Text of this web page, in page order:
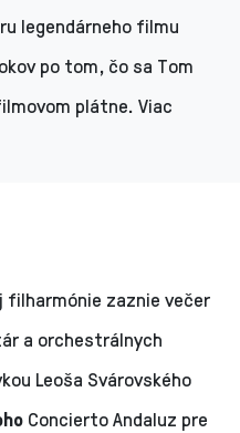
legendárneho filmu
po tom, čo sa Tom
plátne. Viac
filharmónie zaznie večer
a orchestrálnych
Leoša Svárovského
Concierto Andaluz pre